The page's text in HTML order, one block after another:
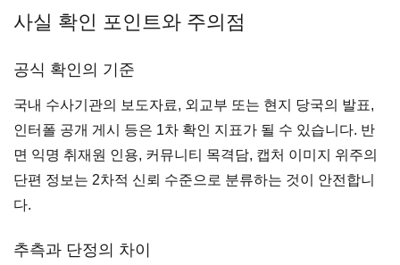
사실 확인 포인트와 주의점
공식 확인의 기준
국내 수사기관의 보도자료, 외교부 또는 현지 당국의 발표,
인터폴 공개 게시 등은 1차 확인 지표가 될 수 있습니다. 반
면 익명 취재원 인용, 커뮤니티 목격담, 캡처 이미지 위주의
단편 정보는 2차적 신뢰 수준으로 분류하는 것이 안전합니
다.
추측과 단정의 차이